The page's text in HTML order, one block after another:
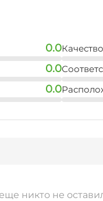
0.0
0.0
0.0
никто не